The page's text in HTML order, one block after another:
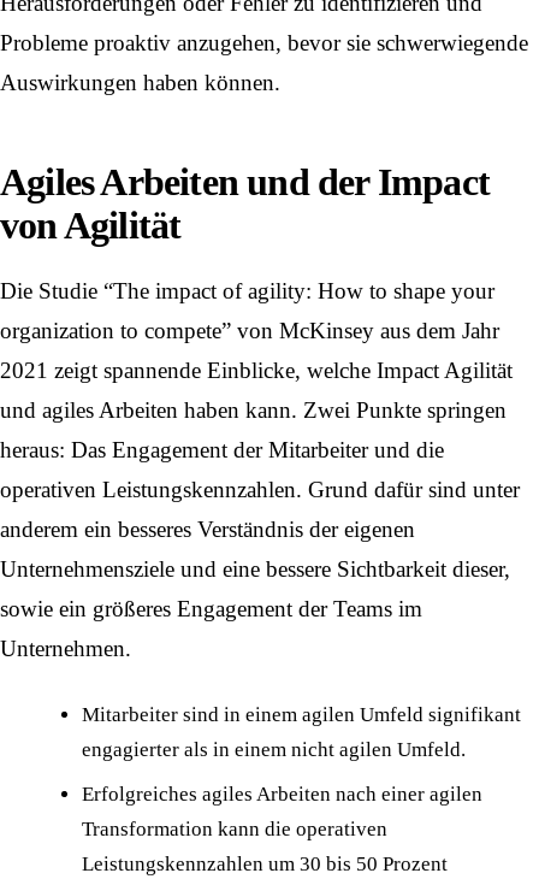
Probleme proaktiv anzugehen, bevor sie schwerwiegende
Auswirkungen haben können.
Agiles Arbeiten und der Impact
von Agilität
Die Studie “The impact of agility: How to shape your
organization to compete” von McKinsey aus dem Jahr
2021 zeigt spannende Einblicke, welche Impact Agilität
und agiles Arbeiten haben kann. Zwei Punkte springen
heraus: Das Engagement der Mitarbeiter und die
operativen Leistungskennzahlen. Grund dafür sind unter
anderem ein besseres Verständnis der eigenen
Unternehmensziele und eine bessere Sichtbarkeit dieser,
sowie ein größeres Engagement der Teams im
Unternehmen.
Mitarbeiter sind in einem agilen Umfeld signifikant
engagierter als in einem nicht agilen Umfeld.
Erfolgreiches agiles Arbeiten nach einer agilen
Transformation kann die operativen
Leistungskennzahlen um 30 bis 50 Prozent